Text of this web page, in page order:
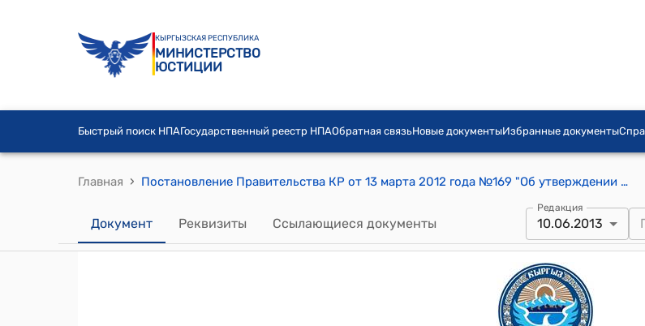
КЫРГЫЗСКАЯ РЕСПУБЛИКА
МИНИСТЕРСТВО
ЮСТИЦИИ
Быстрый поиск НПАГосударственный реестр НПАОбратная связьНовые документыИзбранные документы
Главная › Постановление Правительства КР от 13 марта 2012 года №169 "Об утверждении Положения о порядке восстановления сведений о заработной плате (доходе), уничтоженных в результате пожара во время июньских событий 2010 года, для назначения пенсий жителям Базар-Коргонского района Джалал-Абадской области"
Документ Реквизиты Ссылающиеся документы
Редакция
10.06.2013